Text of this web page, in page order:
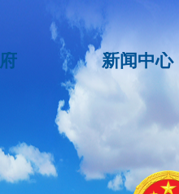
新闻中心